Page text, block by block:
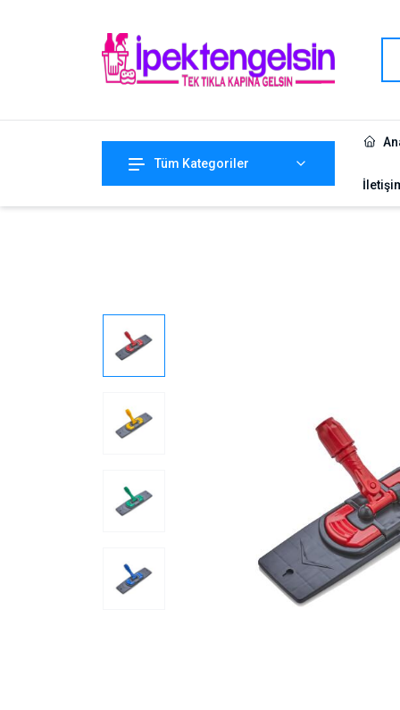
Tüm Kategoriler